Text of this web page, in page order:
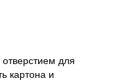
для
картона и